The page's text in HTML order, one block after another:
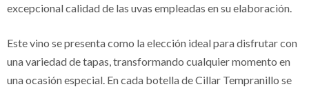
excepcional calidad de las uvas empleadas en su elaboración.
Este vino se presenta como la elección ideal para disfrutar con
una variedad de tapas, transformando cualquier momento en
una ocasión especial. En cada botella de Cillar Tempranillo se